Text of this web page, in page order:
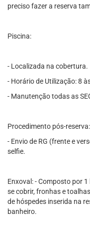
preciso fazer a reserva
Piscina:
- Localizada na cobertura.
- Horário de Utilização: 8
- Manutenção todas as
Procedimento pós-reserva:
- Envio de RG (frente e
selfie.
Enxoval: - Composto por
se cobrir, fronhas e
de hóspedes inserida na
banheiro.